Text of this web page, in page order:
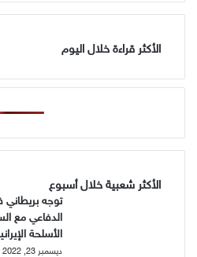
الأكثر قراءة خلال اليوم
الأكثر شعبية خلال أسبوع
توجه بريطاني
الدفاعي مع
الأسلحة
ديسمبر 23, 2022